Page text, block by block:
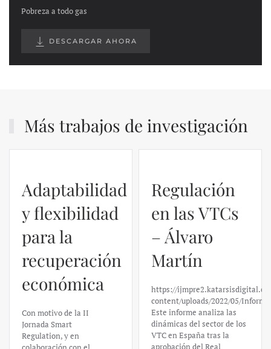
Pobreza a todo gas
DESCARGAR AHORA
Más trabajos de investigación
Adaptabilidad
y flexibilidad
para la
recuperación
económica
Con motivo de la II
Jornada Smart
Regulation, y en
Regulación
en las VTCs
– Álvaro
Martín
https://
content/uploads/2022/05/
Este informe analiza las
dinámicas del sector de los
VTC en España tras la
aprobación del Real